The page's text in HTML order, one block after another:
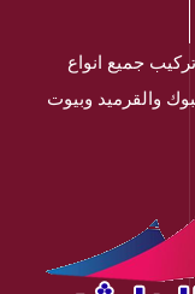
جميع انواع
والقرميد وبيوت